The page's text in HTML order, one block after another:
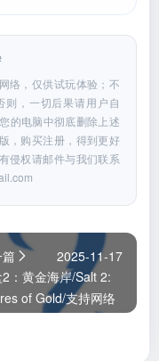
络，仅供试玩体验；不
，一切后果请用户自
的电脑中彻底删除上述
，购买注册，得到更好
侵权请邮件与我们联系
2025-11-17
：黄金海岸/Salt 2:
of Gold/支持网络